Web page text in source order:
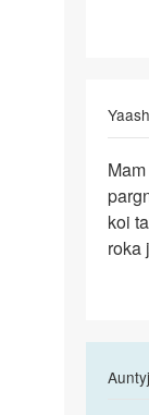
Yaash
Mam
kya
ek
bar
koi
roka